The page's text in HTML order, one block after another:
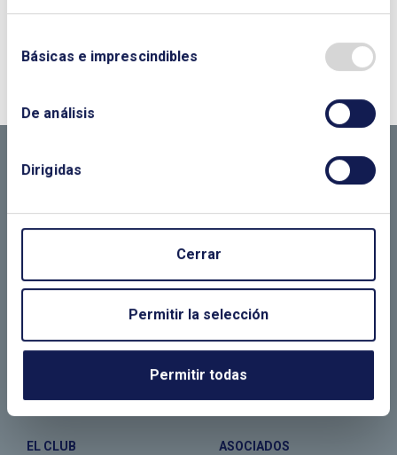
Básicas e imprescindibles
De análisis
Dirigidas
Cerrar
Permitir la selección
Permitir todas
¿QUIERES PONERTE EN CONTACTO CON
CONTÁCTANOS SI
LLÁMANOS O RELLENA EL SIGUIENTE
FORMULARIO
EL CLUB ASOCIADOS